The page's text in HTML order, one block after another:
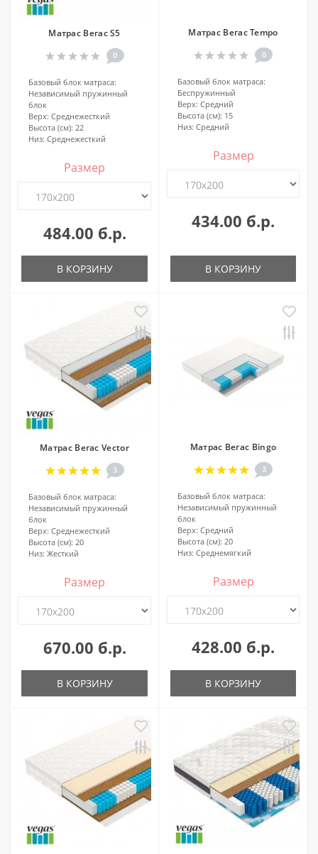
Матрас Вегас S5
0
Базовый блок матраса:
Независимый пружинный
блок
Верх: Среднежесткий
Высота (см): 22
Низ: Среднежесткий
Размер
484.00 б.р.
В КОРЗИНУ
Матрас Вегас Tempo
0
Базовый блок матраса:
Беспружинный
Верх: Средний
Высота (см): 15
Низ: Средний
Размер
434.00 б.р.
В КОРЗИНУ
Матрас Вегас Vector
3
Базовый блок матраса:
Независимый пружинный
блок
Верх: Среднежесткий
Высота (см): 20
Низ: Жесткий
Размер
670.00 б.р.
В КОРЗИНУ
Матрас Вегас Bingo
3
Базовый блок матраса:
Независимый пружинный
блок
Верх: Средний
Высота (см): 20
Низ: Среднемягкий
Размер
428.00 б.р.
В КОРЗИНУ